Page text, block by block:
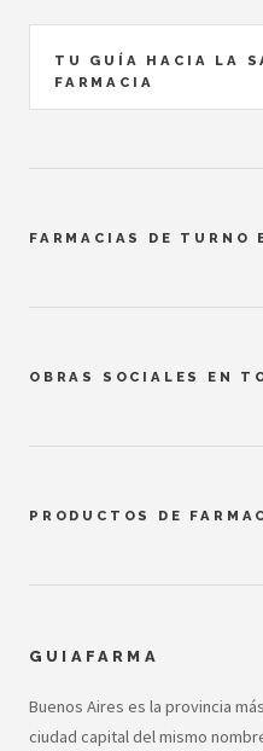
TU GUÍA HACIA LA
FARMACIA
FARMACIAS DE TURNO
OBRAS SOCIALES EN
PRODUCTOS DE
GUIAFARMA
Buenos Aires es la provincia
ciudad capital del mismo